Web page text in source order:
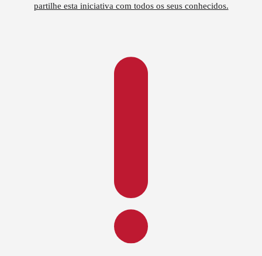
partilhe esta iniciativa com todos os seus conhecidos.